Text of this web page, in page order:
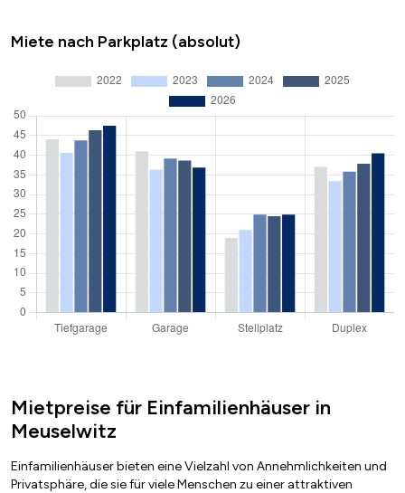
Miete nach Parkplatz (absolut)
Mietpreise für Einfamilienhäuser in
Meuselwitz
Einfamilienhäuser bieten eine Vielzahl von Annehmlichkeiten und
Privatsphäre, die sie für viele Menschen zu einer attraktiven